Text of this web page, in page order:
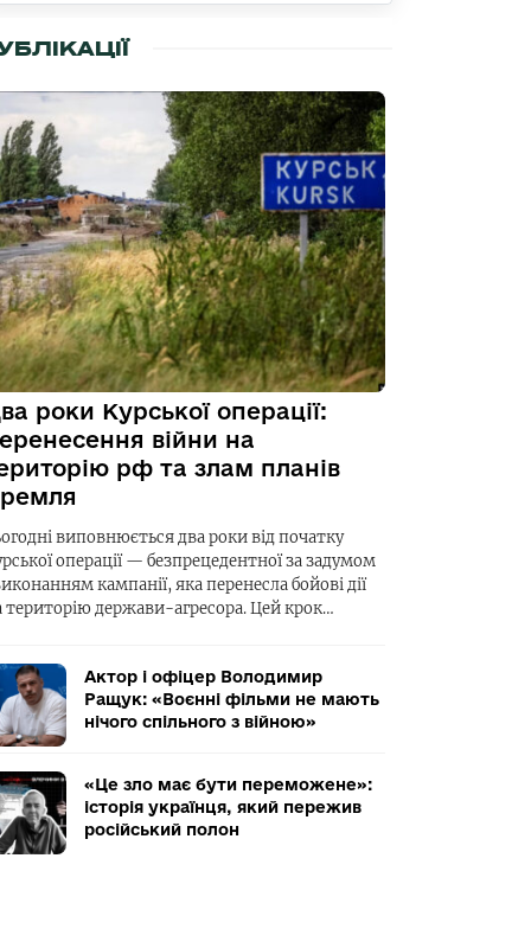
роки Курської операції:
війни на
рф та злам планів
виповнюється два роки від початку
операції — безпрецедентної за задумом
кампанії, яка перенесла бойові дії
територію держави-агресора. Цей крок…
Актор і офіцер Володимир
Ращук: «Воєнні фільми не мають
нічого спільного з війною»
«Це зло має бути переможене»:
історія українця, який пережив
російський полон